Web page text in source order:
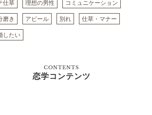
仕草 理想の男性 コミュニケーション
磨き アピール 別れ 仕草・マナー
したい
CONTENTS
恋学コンテンツ